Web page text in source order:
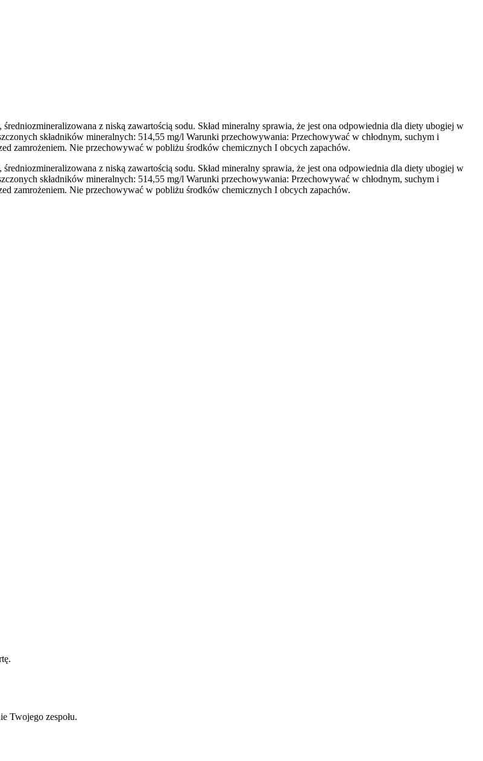
z niską zawartością sodu. Skład mineralny sprawia, że jest ona odpowiednia dla diety ubogiej w
składników mineralnych: 514,55 mg/l Warunki przechowywania: Przechowywać w chłodnym, suchym i
zamrożeniem. Nie przechowywać w pobliżu środków chemicznych I obcych zapachów.
z niską zawartością sodu. Skład mineralny sprawia, że jest ona odpowiednia dla diety ubogiej w
składników mineralnych: 514,55 mg/l Warunki przechowywania: Przechowywać w chłodnym, suchym i
zamrożeniem. Nie przechowywać w pobliżu środków chemicznych I obcych zapachów.
Twojego zespołu.